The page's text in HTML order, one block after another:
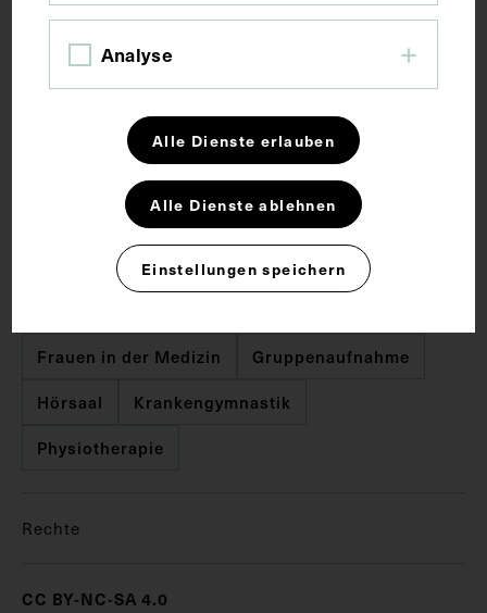
Bildmaß 12,2 x 17,4 cm
Kurzbeschreibung
Fotografie: Photo Meroth, Wien.
Schlagwörter
Frauen in der Medizin
Gruppenaufnahme
Hörsaal
Krankengymnastik
Physiotherapie
Rechte
CC BY-NC-SA 4.0
Analyse
Alle Dienste erlauben
Alle Dienste ablehnen
Einstellungen speichern